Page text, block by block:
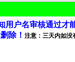
用户名审核通过才
除！ 注意：三天内如没